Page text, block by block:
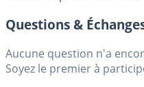
Questions &
Aucune question n'a
Soyez le premier à